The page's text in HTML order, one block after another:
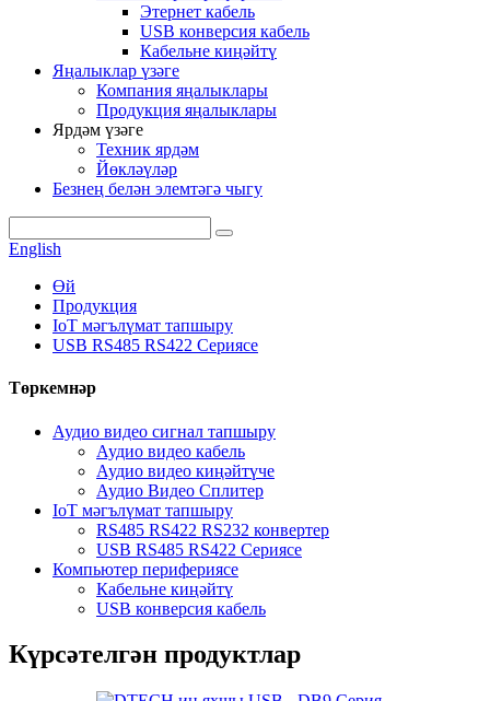
Этернет кабель
USB конверсия кабель
Кабельне киңәйтү
Яңалыклар үзәге
Компания яңалыклары
Продукция яңалыклары
Ярдәм үзәге
Техник ярдәм
Йөкләүләр
Безнең белән элемтәгә чыгу
English
Өй
Продукция
IoT мәгълүмат тапшыру
USB RS485 RS422 Сериясе
Төркемнәр
Аудио видео сигнал тапшыру
Аудио видео кабель
Аудио видео киңәйтүче
Аудио Видео Сплитер
IoT мәгълүмат тапшыру
RS485 RS422 RS232 конвертер
USB RS485 RS422 Сериясе
Компьютер перифериясе
Кабельне киңәйтү
USB конверсия кабель
Күрсәтелгән продуктлар